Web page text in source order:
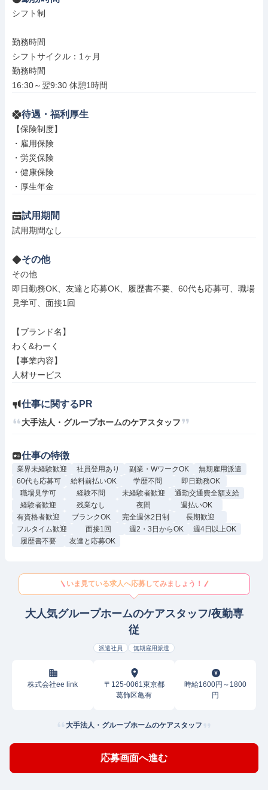
シフト制
勤務時間
シフトサイクル：1ヶ月
勤務時間
16:30～翌9:30 休憩1時間
待遇・福利厚生
【保険制度】
・雇用保険
・労災保険
・健康保険
・厚生年金
試用期間
試用期間なし
その他
その他
即日勤務OK、友達と応募OK、履歴書不要、60代も応募可、職場
見学可、面接1回
【ブランド名】
わく&わーく
【事業内容】
人材サービス
仕事に関するPR
大手法人・グループホームのケアスタッフ
仕事の特徴
業界未経験歓迎 社員登用あり 副業・WワークOK
無期雇用派遣
60代も応募可
給料前払いOK 学歴不問
即日勤務OK
職場見学可
経験不問 未経験者歓迎
通勤交通費全額支給
経験者歓迎
残業なし 夜間
週払いOK
有資格者歓迎
ブランクOK 完全週休2日制
長期歓迎
フルタイム歓迎
面接1回 週2・3日からOK
週4日以上OK
履歴書不要
友達と応募OK
いま見ている求人へ応募してみましょう！
大人気グループホームのケアスタッフ/夜勤専
従
派遣社員 無期雇用派遣
株式会社ee link
〒125-0061東京都
葛飾区亀有
時給1600円～1800
円
大手法人・グループホームのケアスタッフ
応募画面へ進む